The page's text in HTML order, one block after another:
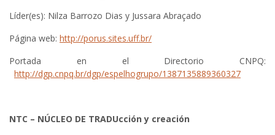
Líder(es): Nilza Barrozo Dias y Jussara Abraçado
Página web: http://porus.sites.uff.br/
Portada en el Directorio CNPQ:
http://dgp.cnpq.br/dgp/espelhogrupo/1387135889360327
NTC – NÚCLEO DE TRADUcción y creación